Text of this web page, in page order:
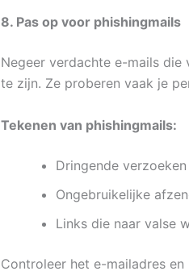
8. Pas op voor phishingmails
Negeer verdachte e-mails die
te zijn. Ze proberen vaak je
Tekenen van phishingmails:
Dringende
Ongebruikelijke
Links die naar valse
Controleer het e-mailadres